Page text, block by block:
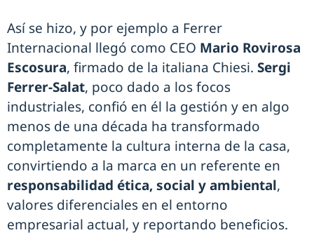
Así se hizo, y por ejemplo a Ferrer
Internacional llegó como CEO Mario Rovirosa
Escosura, firmado de la italiana Chiesi. Sergi
Ferrer-Salat, poco dado a los focos
industriales, confió en él la gestión y en algo
menos de una década ha transformado
completamente la cultura interna de la casa,
convirtiendo a la marca en un referente en
responsabilidad ética, social y ambiental,
valores diferenciales en el entorno
empresarial actual, y reportando beneficios.